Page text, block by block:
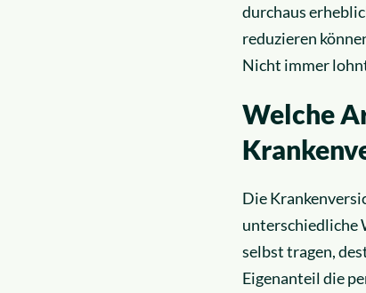
durchaus
reduzieren
Nicht immer
Welche
Die
unterschiedliche
selbst tragen,
Eigenanteil die